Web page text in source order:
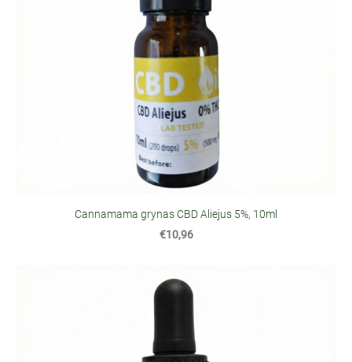
Cannamama grynas CBD Aliejus 5%, 10ml
€10,96